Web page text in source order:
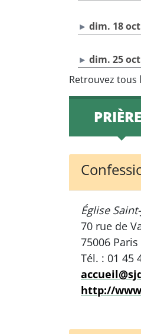
dim. 18
dim. 25
Retrouvez tous
PRIÈRE
Église
70 rue de
75006 Paris
Tél. : 01 45
http://